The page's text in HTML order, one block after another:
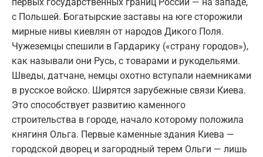
с Польшей. Богатырские заставы на юге сторожили
мирные нивы киевлян от народов Дикого Поля.
Чужеземцы спешили в Гардарику («страну городов»),
как называли они Русь, с товарами и рукодельями.
Шведы, датчане, немцы охотно вступали наемниками
в русское войско. Ширятся зарубежные связи Киева.
Это способствует развитию каменного
строительства в городе, начало которому положила
княгиня Ольга. Первые каменные здания Киева —
городской дворец и загородный терем Ольги — лишь